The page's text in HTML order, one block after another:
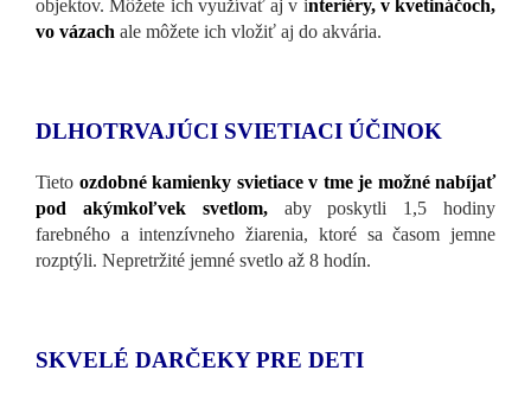
objektov. Môžete ich využívať aj v interiéry, v kvetináčoch,
vo vázach ale môžete ich vložiť aj do akvária.
DLHOTRVAJÚCI SVIETIACI ÚČINOK
Tieto ozdobné kamienky svietiace v tme je možné nabíjať
pod akýmkoľvek svetlom,aby poskytli 1,5 hodiny
farebného a intenzívneho žiarenia, ktoré sa časom jemne
rozptýli. Nepretržité jemné svetlo až 8 hodín.
SKVELÉ DARČEKY PRE DETI